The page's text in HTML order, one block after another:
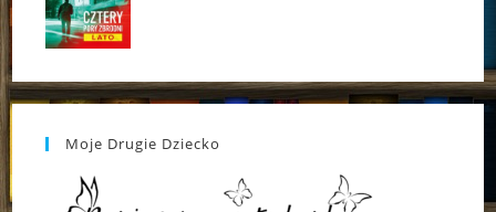
Moje Drugie Dziecko